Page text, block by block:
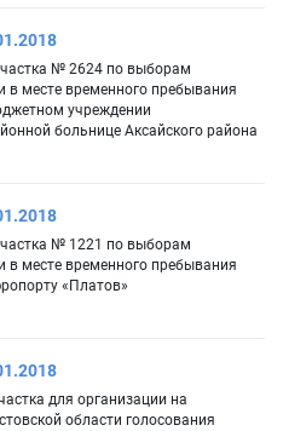
№ 2624 по выборам
в месте временного пребывания
учреждении
больнице Аксайского района
№ 1221 по выборам
в месте временного пребывания
«Платов»
для организации на
области голосования